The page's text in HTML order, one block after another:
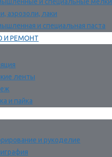
аэрозоли, лаки
и специальная паста
И РЕМОНТ
ленты
и пайка
и рукоделие